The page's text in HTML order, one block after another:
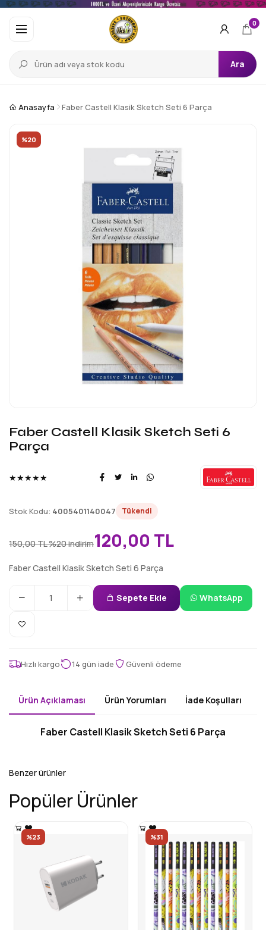
Ara
0
Anasayfa Faber Castell Klasik Sketch Seti 6 Parça
%20
Faber Castell Klasik Sketch Seti 6
Parça
★★★★★
Stok Kodu: 4005401140047 Tükendi
150,00 TL%20 indirim120,00 TL
Faber Castell Klasik Sketch Seti 6 Parça
Sepete Ekle WhatsApp
Hızlı kargo 14 gün iade Güvenli ödeme
Ürün Açıklaması Ürün Yorumları İade Koşulları
Faber Castell Klasik Sketch Seti 6 Parça
Benzer ürünler
Popüler Ürünler
%23 %31